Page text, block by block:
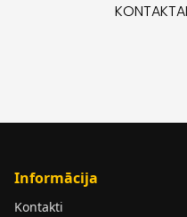
KONTAKTAI
Informācija
Kontakti